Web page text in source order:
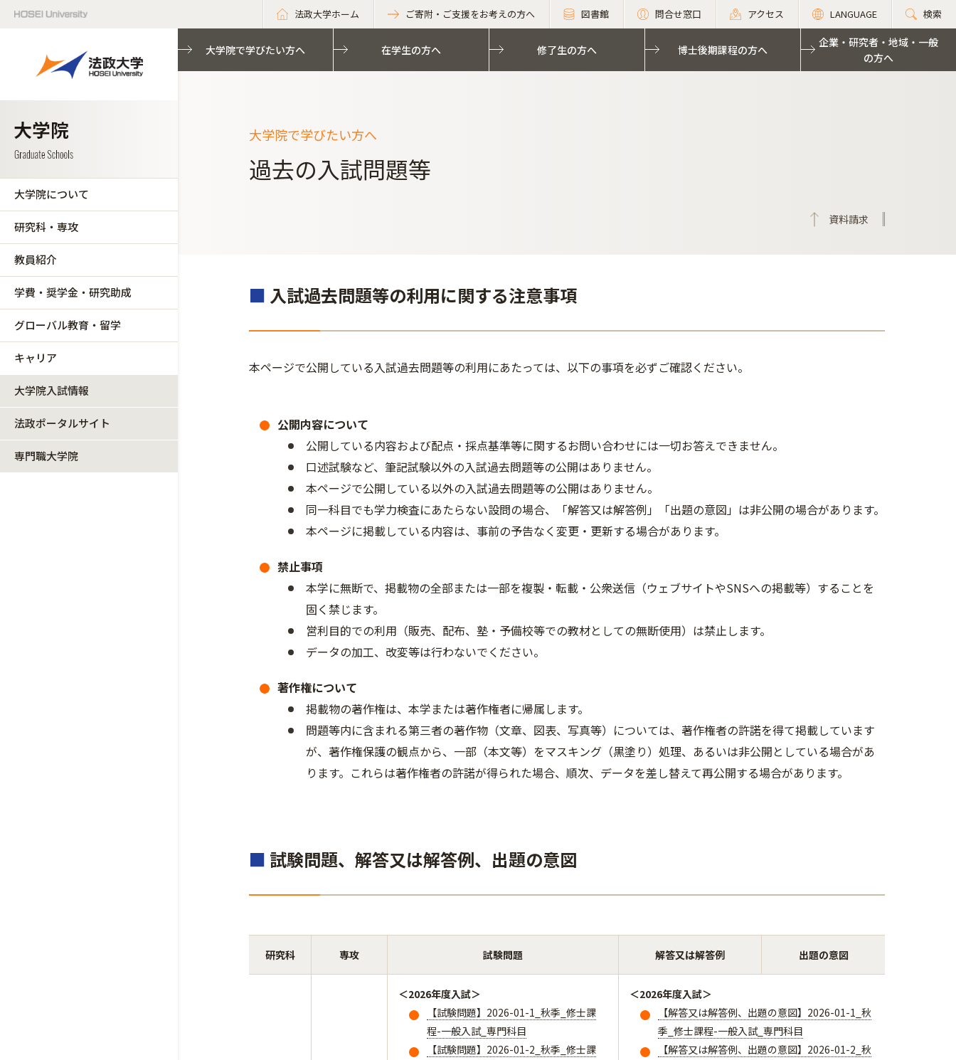
法政大学ホーム ご寄附・ご支援をお考えの方へ 図書館 問合せ窓口 アクセス LANGUAGE 検索
大学院について
研究科・専攻
教員紹介
学費・奨学金・研究助成
グローバル教育・留学
キャリア
大学院入試情報
法政ポータルサイト
専門職大学院
大学院で学びたい方へ 在学生の方へ 修了生の方へ 博士後期課程の方へ
企業・研究者・地域・一般
の方へ
大学院で学びたい方へ
過去の入試問題等
資料請求
■ 入試過去問題等の利用に関する注意事項
本ページで公開している入試過去問題等の利用にあたっては、以下の事項を必ずご確認ください。
公開内容について
公開している内容および配点・採点基準等に関するお問い合わせには一切お答えできません。
口述試験など、筆記試験以外の入試過去問題等の公開はありません。
本ページで公開している以外の入試過去問題等の公開はありません。
同一科目でも学力検査にあたらない設問の場合、「解答又は解答例」「出題の意図」は非公開の場合があります。
本ページに掲載している内容は、事前の予告なく変更・更新する場合があります。
禁止事項
本学に無断で、掲載物の全部または一部を複製・転載・公衆送信（ウェブサイトやSNSへの掲載等）することを
固く禁じます。
営利目的での利用（販売、配布、塾・予備校等での教材としての無断使用）は禁止します。
データの加工、改変等は行わないでください。
著作権について
掲載物の著作権は、本学または著作権者に帰属します。
問題等内に含まれる第三者の著作物（文章、図表、写真等）については、著作権者の許諾を得て掲載しています
が、著作権保護の観点から、一部（本文等）をマスキング（黒塗り）処理、あるいは非公開としている場合があ
ります。これらは著作権者の許諾が得られた場合、順次、データを差し替えて再公開する場合があります。
■ 試験問題、解答又は解答例、出題の意図
研究科 専攻 試験問題 解答又は解答例 出題の意図
＜2026年度入試＞
【試験問題】2026-01-1_秋季_修士課
程-一般入試_専門科目
【試験問題】2026-01-2_秋季_修士課
＜2026年度入試＞
【解答又は解答例、出題の意図】2026-01-1_秋
季_修士課程-一般入試_専門科目
【解答又は解答例、出題の意図】2026-01-2_秋